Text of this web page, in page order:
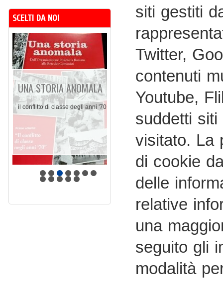
siti gestiti
Twitter,
contenuti
Youtube,
suddetti
visitato. La
di cookie
delle
relative
una
seguito gli
modalità
SCELTI DA NOI
UNA STORIA ANOMALA
il conflitto di classe degli anni '70